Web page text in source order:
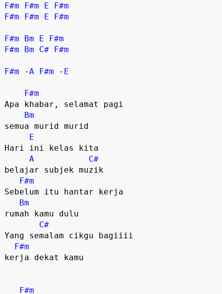
F#m F#m E
F#m
F#m
F#m E F#m
F#m Bm E
F#m
F#m
Bm C# F#m
F#m -A F#m - E
F#m
Apa khabar, selamat pagi
Bm
semua murid murid
E
Hari ini kelas kita
A
C#
belajar subjek muzik
F#m
Sebelum itu hantar kerja
Bm
rumah kamu dulu
C#
Yang semalam cikgu bagiiii
F#m
kerja dekat kamu
F#m